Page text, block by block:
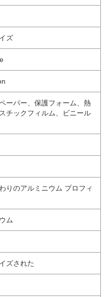
ズ
ーパー、保護フォーム、熱
チックフィルム、ビニール
りのアルミニウム プロフィ
ム
ズされた